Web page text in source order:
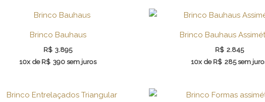
Brinco Bauhaus
R$ 3.895
10x deR$ 390 sem juros
Brinco Bauhaus
R$ 2.845
10x deR$ 285sem